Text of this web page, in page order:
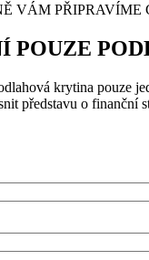
VÁM
POUZE
krytina pouze
představu o finanční